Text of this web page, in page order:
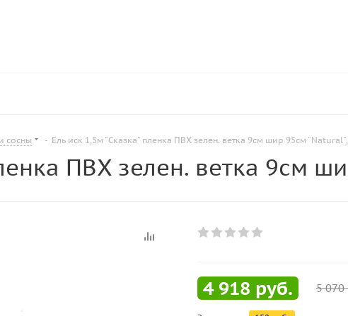
сосны - Ель иск 1,5м "Сказка" пленка ПВХ зелен. ветка 9см шир 95см
ПВХ зелен. ветка 9см
4 918 руб. 5 070